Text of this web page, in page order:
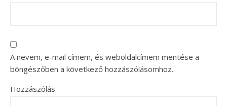
A nevem, e-mail címem, és weboldalcímem mentése a
böngészőben a következő hozzászólásomhoz.
Hozzászólás